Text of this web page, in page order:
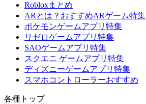
Robloxまとめ
ARとは？おすすめARゲーム特集
ポケモンゲームアプリ特集
リゼロゲームアプリ特集
SAOゲームアプリ特集
スクエニ ゲームアプリ特集
ディズニーゲームアプリ特集
スマホコントローラーおすすめ
各種トップ